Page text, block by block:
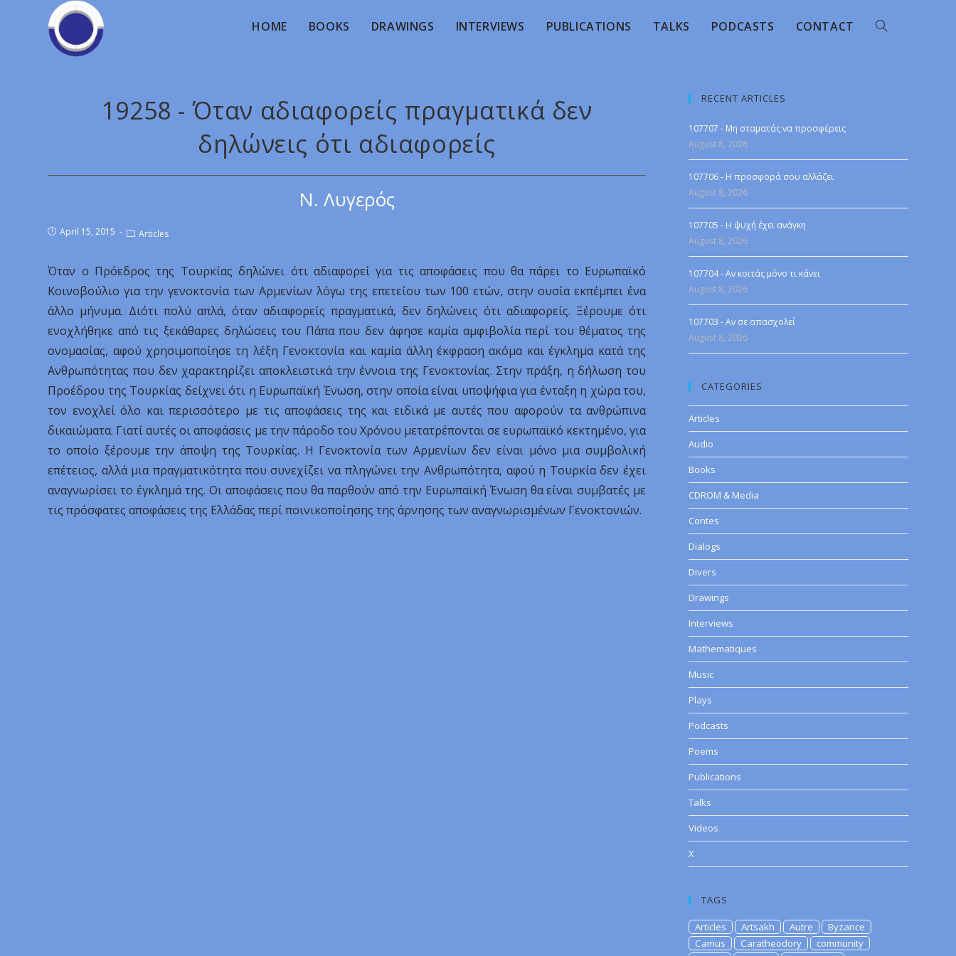
HOME BOOKS DRAWINGS INTERVIEWS PUBLICATIONS TALKS PODCASTS CONTACT
19258 - Όταν αδιαφορείς πραγματικά δεν
δηλώνεις ότι αδιαφορείς
Ν. Λυγερός
April 15, 2015 Articles
Όταν ο Πρόεδρος της Τουρκίας δηλώνει ότι αδιαφορεί για τις αποφάσεις που θα πάρει το Ευρωπαϊκό
Κοινοβούλιο για την γενοκτονία των Αρμενίων λόγω της επετείου των 100 ετών, στην ουσία εκπέμπει ένα
άλλο μήνυμα. Διότι πολύ απλά, όταν αδιαφορείς πραγματικά, δεν δηλώνεις ότι αδιαφορείς. Ξέρουμε ότι
ενοχλήθηκε από τις ξεκάθαρες δηλώσεις του Πάπα που δεν άφησε καμία αμφιβολία περί του θέματος της
ονομασίας, αφού χρησιμοποίησε τη λέξη Γενοκτονία και καμία άλλη έκφραση ακόμα και έγκλημα κατά της
Ανθρωπότητας που δεν χαρακτηρίζει αποκλειστικά την έννοια της Γενοκτονίας. Στην πράξη, η δήλωση του
Προέδρου της Τουρκίας δείχνει ότι η Ευρωπαϊκή Ένωση, στην οποία είναι υποψήφια για ένταξη η χώρα του,
τον ενοχλεί όλο και περισσότερο με τις αποφάσεις της και ειδικά με αυτές που αφορούν τα ανθρώπινα
δικαιώματα. Γιατί αυτές οι αποφάσεις με την πάροδο του Χρόνου μετατρέπονται σε ευρωπαϊκό κεκτημένο, για
το οποίο ξέρουμε την άποψη της Τουρκίας. Η Γενοκτονία των Αρμενίων δεν είναι μόνο μια συμβολική
επέτειος, αλλά μια πραγματικότητα που συνεχίζει να πληγώνει την Ανθρωπότητα, αφού η Τουρκία δεν έχει
αναγνωρίσει το έγκλημά της. Οι αποφάσεις που θα παρθούν από την Ευρωπαϊκή Ένωση θα είναι συμβατές με
τις πρόσφατες αποφάσεις της Ελλάδας περί ποινικοποίησης της άρνησης των αναγνωρισμένων Γενοκτονιών.
RECENT ARTICLES
107707 - Μη σταματάς να προσφέρεις
August 8, 2026
107706 - Η προσφορά σου αλλάζει
August 8, 2026
107705 - Η ψυχή έχει ανάγκη
August 8, 2026
107704 - Αν κοιτάς μόνο τι κάνει
August 8, 2026
107703 - Αν σε απασχολεί
August 8, 2026
CATEGORIES
Articles
Audio
Books
CDROM & Media
Contes
Dialogs
Divers
Drawings
Interviews
Mathematiques
Music
Plays
Podcasts
Poems
Publications
Talks
Videos
X
TAGS
Articles Artsakh Autre
Byzance
Camus
Caratheodory
community